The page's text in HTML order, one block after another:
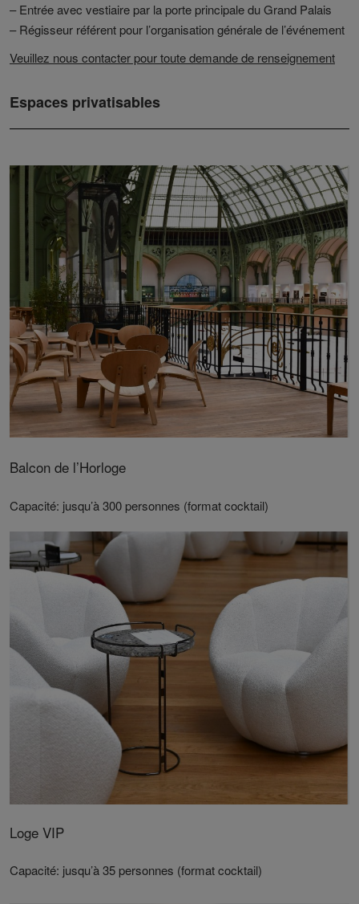
– Entrée avec vestiaire par la porte principale du Grand Palais
– Régisseur référent pour l’organisation générale de l’événement
Veuillez nous contacter pour toute demande de renseignement
Espaces privatisables
Balcon de l’Horloge
Capacité: jusqu’à 300 personnes (format cocktail)
Loge VIP
Capacité: jusqu’à 35 personnes (format cocktail)